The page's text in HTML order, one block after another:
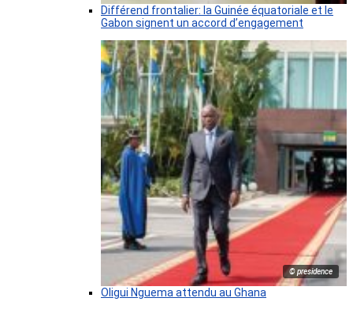
Différend frontalier: la Guinée équatoriale et le
Gabon signent un accord d’engagement
© presidence
Oligui Nguema attendu au Ghana